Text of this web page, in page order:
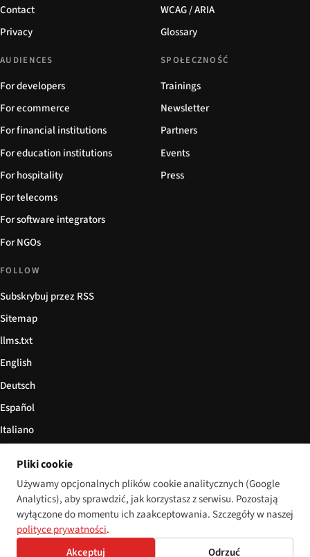
Contact
Privacy
WCAG / ARIA
Glossary
AUDIENCES
For developers
For ecommerce
For financial institutions
For education institutions
For hospitality
For telecoms
For software integrators
For NGOs
SPOŁECZNOŚĆ
Trainings
Newsletter
Partners
Events
Press
FOLLOW
Subskrybuj przez RSS
Sitemap
llms.txt
English
Deutsch
Español
Italiano
© 2026 Disability World. Wszelkie prawa zastrzeżone. Cookie settings
DeutschEspañol 简体中文PolskiFrançais
Pliki cookie
Używamy opcjonalnych plików cookie analitycznych (Google
Analytics), aby sprawdzić, jak korzystasz z serwisu. Pozostają
wyłączone do momentu ich zaakceptowania. Szczegóły w naszej
polityce prywatności.
Akceptuj
Odrzuć